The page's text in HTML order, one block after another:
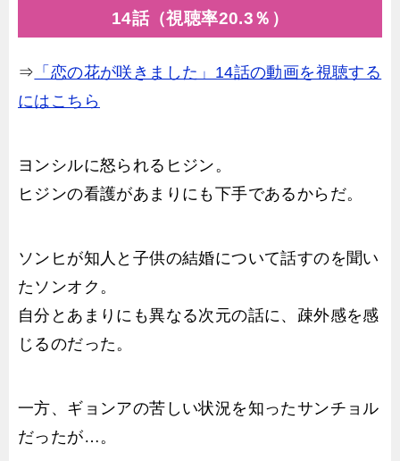
14話（視聴率20.3％）
⇒ 「恋の花が咲きました」14話の動画を視聴する
にはこちら
ヨンシルに怒られるヒジン。
ヒジンの看護があまりにも下手であるからだ。
ソンヒが知人と子供の結婚について話すのを聞い
たソンオク。
自分とあまりにも異なる次元の話に、疎外感を感
じるのだった。
一方、ギョンアの苦しい状況を知ったサンチョル
だったが…。